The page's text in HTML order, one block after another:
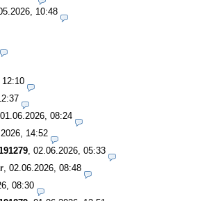
10:48
01.06.2026, 08:24
14:52
02.06.2026, 05:33
02.06.2026, 08:48
08:30